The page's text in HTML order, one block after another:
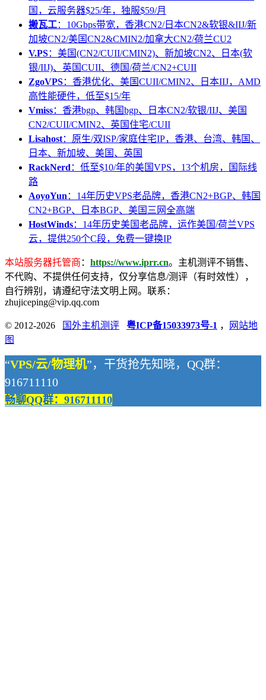
国，云服务器$25/年，独服$59/月
搬瓦工：10Gbps带宽，香港CN2/日本CN2&软银&IIJ/新
加坡CN2/美国CN2&CMIN2/加拿大CN2/荷兰CU2
V.PS：美国(CN2/CUII/CMIN2)、新加坡CN2、日本(软
银/IIJ)、英国CUII、德国/荷兰/CN2+CUII
ZgoVPS：香港优化、美国CUII/CMIN2、日本IIJ，AMD
高性能硬件，低至$15/年
Vmiss：香港bgp、韩国bgp、日本CN2/软银/IIJ、美国
CN2/CUII/CMIN2、英国住宅/CUII
Lisahost：原生/双ISP/家庭住宅IP，香港、台湾、韩国、
日本、新加坡、美国、英国
RackNerd ：低至$10/年的美国VPS，13个机房，国际线
路
AoyoYun ：14年历史VPS老品牌，香港CN2+BGP、韩国
CN2+BGP、日本BGP、美国三网全高端
HostWinds：14年历史美国老品牌，运作美国/荷兰VPS
云，提供250个C段，免费一键换IP
本站服务器托管商 ： https://www.iprr.cn。主机测评不销售、
不代购、不提供任何支持，仅分享信息/测评（有时效性），
自行辨别，请遵纪守法文明上网。联系：
zhujiceping@vip.qq.com
© 2012-2026 国外主机测评 粤ICP备15033973号-1 ，
网站地
图
“VPS/云/物理机”，干货抢先知晓，QQ群：
916711110
畅聊QQ群：916711110